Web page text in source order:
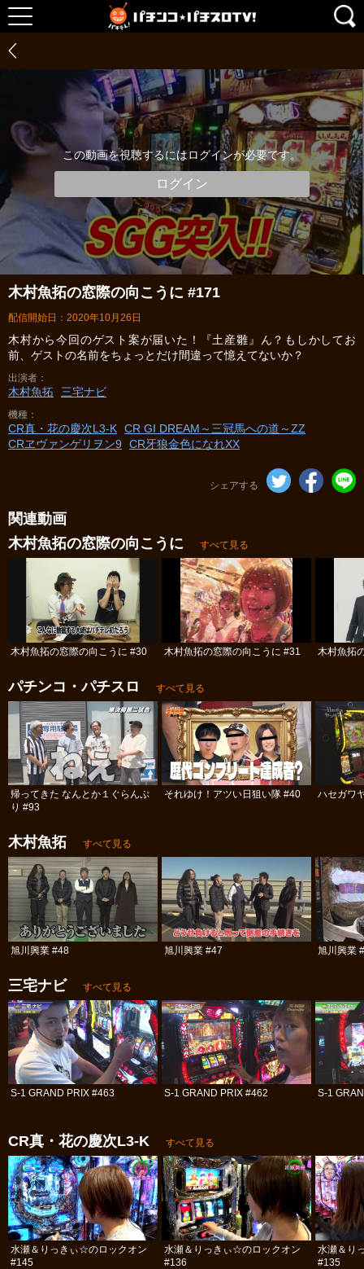
この動画を視聴するにはログインが必要です。
ログイン
木村魚拓の窓際の向こうに #171
配信開始日：2020年10月26日
木村から今回のゲスト案が届いた！『土産雛』ん？もしかしてお
前、ゲストの名前をちょっとだけ間違って憶えてないか？
出演者
木村魚拓 三宅ナビ
機種
CR真・花の慶次L3‐K CR GI DREAM～三冠馬への道～ZZ
CRヱヴァンゲリヲン9 CR牙狼金色になれXX
シェアする
関連動画
木村魚拓の窓際の向こうに
すべて見る
木村魚拓の窓際の向こうに #30 木村魚拓の窓際の向こうに #31 木村魚拓
パチンコ・パチスロ すべて見る
帰ってきた なんとか１ぐらんぷ
り #93
それゆけ！アツい日狙い隊 #40 ハセガワ
木村魚拓 すべて見る
旭川興業 #48 旭川興業 #47 旭川興業
三宅ナビ すべて見る
S-1 GRAND PRIX #463 S-1 GRAND PRIX #462 S-1
CR真・花の慶次L3‐K すべて見る
水瀬＆りっきぃ☆のロックオン
#145
水瀬＆りっきぃ☆のロックオン
#136
水瀬＆り
#135